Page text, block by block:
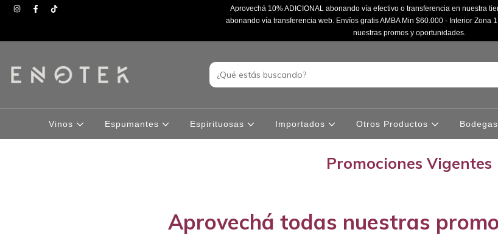
Aprovechá 10% ADICIONAL abonando vía efectivo o transferencia en nuestra
abonando vía transferencia web. Envíos gratis AMBA Min $60.000 - Interior Zona
nuestras promos y oportunidades.
Vinos Espumantes Espirituosas Importados Otros Productos Bodegas
Promociones Vigentes
Aprovechá todas nuestras